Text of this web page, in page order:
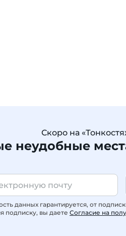
Скоро на
неудобные
данных гарантируется, от
подписку, вы даете Согласие на